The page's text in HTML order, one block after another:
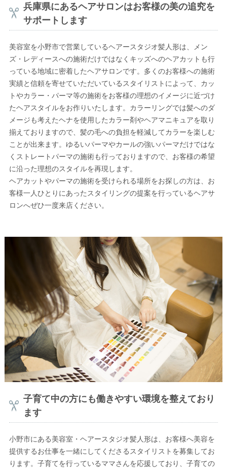
兵庫県にあるヘアサロンはお客様の美の追究を
サポートします
美容室を小野市で営業しているヘアースタジオ髪人形は、メン
ズ・レディースへの施術だけではなくキッズへのヘアカットも行
っている地域に密着したヘアサロンです。多くのお客様への施術
実績と信頼を寄せていただいているスタイリストによって、カッ
トやカラー・パーマ等の施術をお客様の理想のイメージに近づけ
たヘアスタイルをお作りいたします。カラーリングでは髪へのダ
メージも考えたヘナを使用したカラー剤やヘアマニキュアを取り
揃えておりますので、髪の毛への負担を軽減してカラーを楽しむ
ことが出来ます。ゆるいパーマやカールの強いパーマだけではな
くストレートパーマの施術も行っておりますので、お客様の希望
に沿った理想のスタイルを再現します。
ヘアカットやパーマの施術を受けられる場所をお探しの方は、お
客様一人ひとりにあったスタイリングの提案を行っているヘアサ
ロンへぜひ一度来店ください。
子育て中の方にも働きやすい環境を整えており
ます
小野市にある美容室・ヘアースタジオ髪人形は、お客様へ美容を
提供するお仕事を一緒にしてくださるスタイリストを募集してお
ります。子育てを行っているママさんを応援しており、子育ての